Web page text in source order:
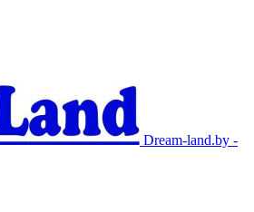
Dream-land.by -